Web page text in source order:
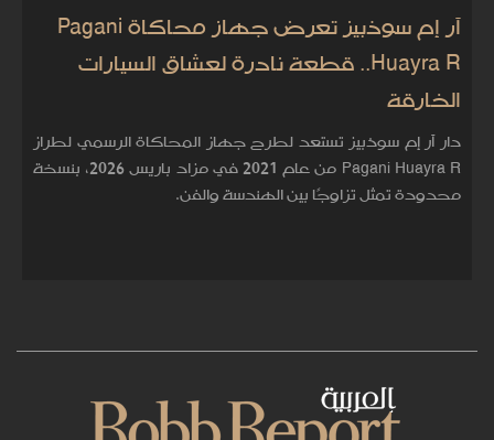
آر إم سوذبيز تعرض جهاز محاكاة Pagani
Huayra R.. قطعة نادرة لعشاق السيارات
الخارقة
دار آر إم سوذبيز تستعد لطرح جهاز المحاكاة الرسمي لطراز
Pagani Huayra R من عام 2021 في مزاد باريس 2026، بنسخة
محدودة تمثل تزاوجًا بين الهندسة والفن.